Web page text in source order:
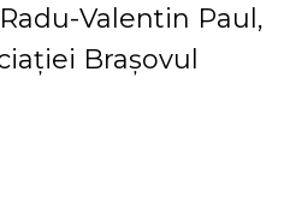
Valentin Paul,
Brașovul